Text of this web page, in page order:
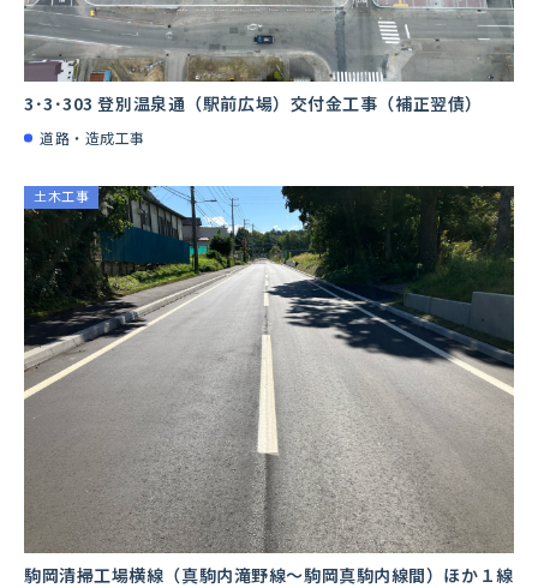
3･3･303 登別温泉通（駅前広場）交付金工事（補正翌債）
道路・造成工事
土木工事
駒岡清掃工場横線（真駒内滝野線～駒岡真駒内線間）ほか１線